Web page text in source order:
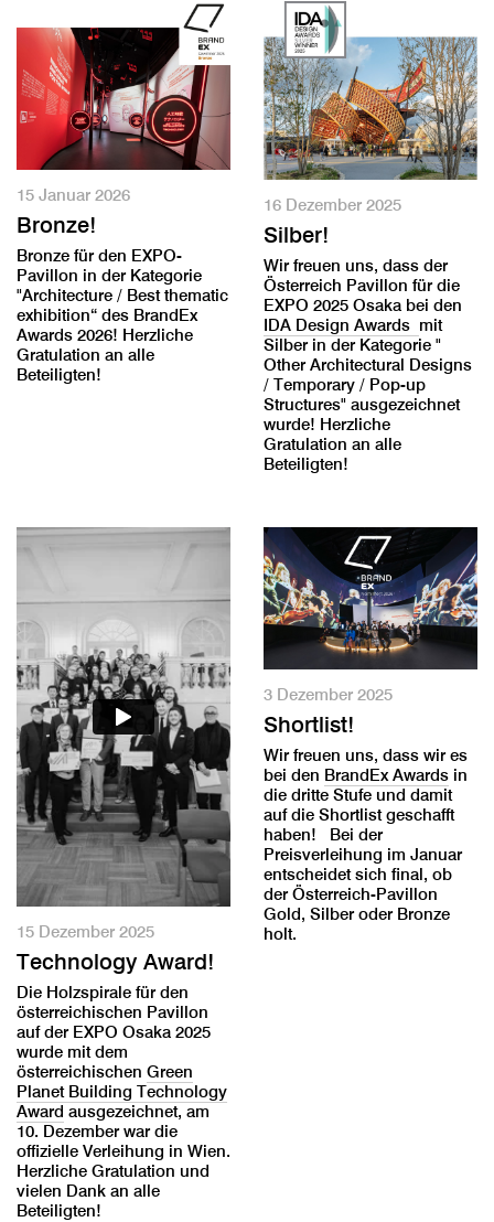
15 Januar 2026
Bronze!
Bronze für den EXPO-
Pavillon in der Kategorie
"Architecture / Best thematic
exhibition“ des BrandEx
Awards 2026! Herzliche
Gratulation an alle
Beteiligten!
16 Dezember 2025
Silber!
Wir freuen uns, dass der
Österreich Pavillon für die
EXPO 2025 Osaka bei den
IDA Design Awards mit
Silber in der Kategorie "
Other Architectural Designs
/ Temporary / Pop-up
Structures" ausgezeichnet
wurde! Herzliche
Gratulation an alle
Beteiligten!
15 Dezember 2025
Technology Award!
Die Holzspirale für den
österreichischen Pavillon
auf der EXPO Osaka 2025
wurde mit dem
österreichischen Green
Planet Building Technology
Award ausgezeichnet, am
10. Dezember war die
offizielle Verleihung in Wien.
Herzliche Gratulation und
vielen Dank an alle
Beteiligten!
3 Dezember 2025
Shortlist!
Wir freuen uns, dass wir es
bei den BrandEx Awards in
die dritte Stufe und damit
auf die Shortlist geschafft
haben! Bei der
Preisverleihung im Januar
entscheidet sich final, ob
der Österreich-Pavillon
Gold, Silber oder Bronze
holt.